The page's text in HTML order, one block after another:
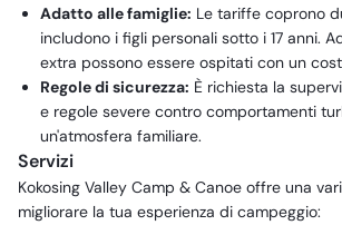
Adatto alle famiglie: Le tariffe coprono
includono i figli personali sotto i 17 anni.
extra possono essere ospitati con un
Regole di sicurezza: È richiesta la
e regole severe contro comportamenti
un'atmosfera familiare.
Servizi
Kokosing Valley Camp & Canoe offre una
migliorare la tua esperienza di campeggio: